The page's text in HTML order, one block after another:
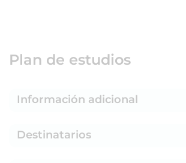
Plan de estudios
Información adicional
Destinatarios